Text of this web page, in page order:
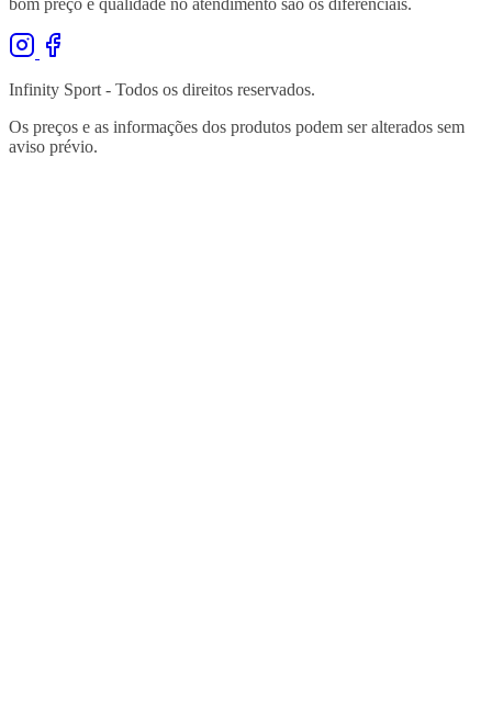
bom preço e qualidade no atendimento são os diferenciais.
Infinity Sport - Todos os direitos reservados.
Os preços e as informações dos produtos podem ser alterados sem
aviso prévio.